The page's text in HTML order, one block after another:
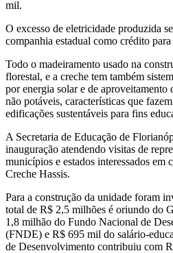
mil.
O excesso de eletricidade produzida
companhia estadual como crédito
Todo o madeiramento usado na
florestal, e a creche tem também
por energia solar e de aproveitamento
não potáveis, características que
edificações sustentáveis para fins
A Secretaria de Educação de
inauguração atendendo visitas de
municípios e estados interessados em
Creche Hassis.
Para a construção da unidade foram
total de R$ 2,5 milhões é oriundo do
1,8 milhão do Fundo Nacional de
(FNDE) e R$ 695 mil do salário-
de Desenvolvimento contribuiu com